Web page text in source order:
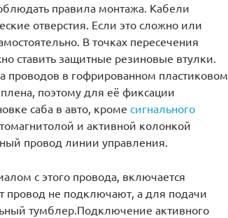
правила монтажа. Кабели
отверстия. Если это сложно или
В точках пересечения
ставить защитные резиновые втулки.
в гофрированном пластиковом
поэтому для её фиксации
саба в авто, кроме сигнального
и активной колонкой
провод линии управления.
с этого провода, включается
провод не подключают, а для подачи
тумблер.Подключение активного